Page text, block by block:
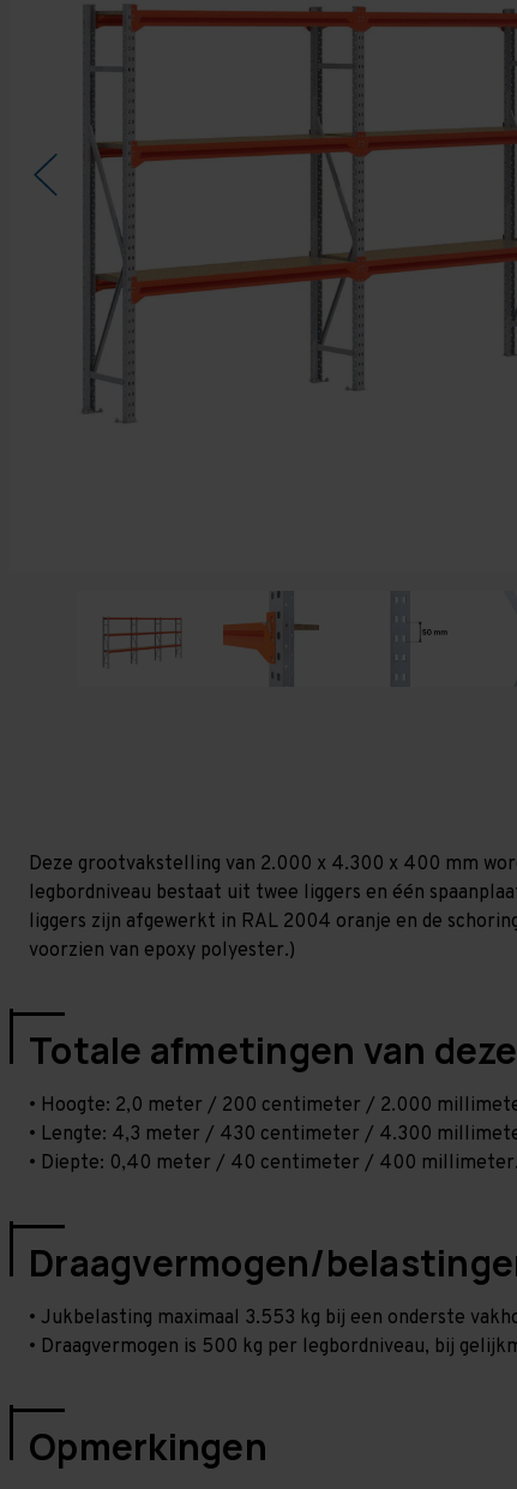
Deze grootvakstelling van 2.000 x 4.300 x 400 mm
legbordniveau bestaat uit twee liggers en één
liggers zijn afgewerkt in RAL 2004 oranje en de
voorzien van epoxy polyester.)
Totale afmetingen van
• Hoogte: 2,0 meter / 200 centimeter / 2.000
• Lengte: 4,3 meter / 430 centimeter / 4.300
• Diepte: 0,40 meter / 40 centimeter / 400 millimeter.
Draagvermogen/
• Jukbelasting maximaal 3.553 kg bij een onderste
• Draagvermogen is 500 kg per legbordniveau, bij
Opmerkingen